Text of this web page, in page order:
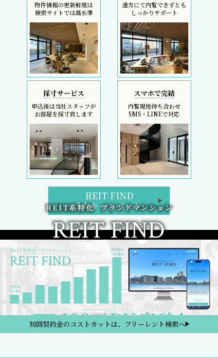
物件情報の更新鮮度は
検索サイトでは高水準
遠方にて内覧できずとも
しっかりサポート
採寸サービス
申込後は当社スタッフが
お部屋を採寸致します
スマホで完結
内覧現地待ち合わせ
SMS・LINEで対応
REIT FIND
5大キャンペーン
初回契約金のコストカットは、フリーレント検索へ